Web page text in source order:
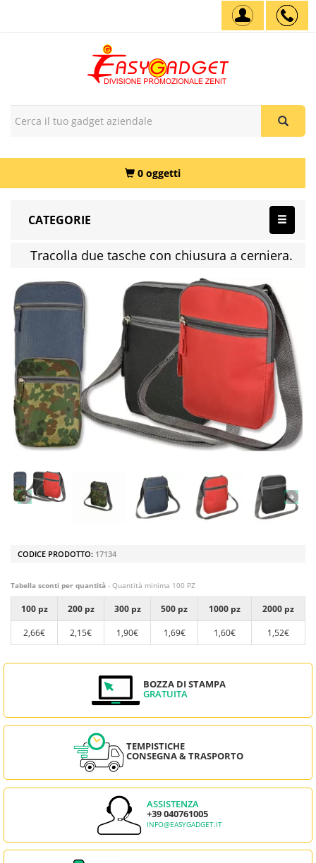
0 oggetti
CATEGORIE
Tracolla due tasche con chiusura a cerniera.
CODICE PRODOTTO: 17134
Tabella sconti per quantità - Quantità minima 100 PZ
100 pz 200 pz 300 pz 500 pz 1000 pz
2000 pz
2,66€
2,15€ 1,90€ 1,69€ 1,60€ 1,52€
BOZZA DI STAMPA
GRATUITA
TEMPISTICHE
CONSEGNA & TRASPORTO
ASSISTENZA
+39 040761005
INFO@EASYGADGET.IT